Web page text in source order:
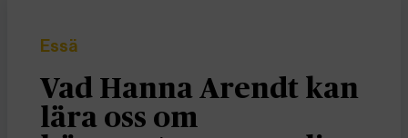
Essä
Vad Hanna Arendt kan
lära oss om